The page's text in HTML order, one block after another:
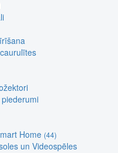
Home (44)
un Videospēles